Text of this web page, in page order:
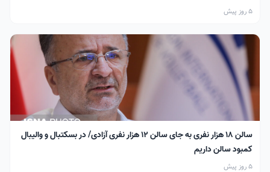
5 روز پیش
سالن ۱۸ هزار نفری به جای سالن ۱۲ هزار نفری آزادی/ در بسکتبال و والیبال
کمبود سالن داریم
5 روز پیش